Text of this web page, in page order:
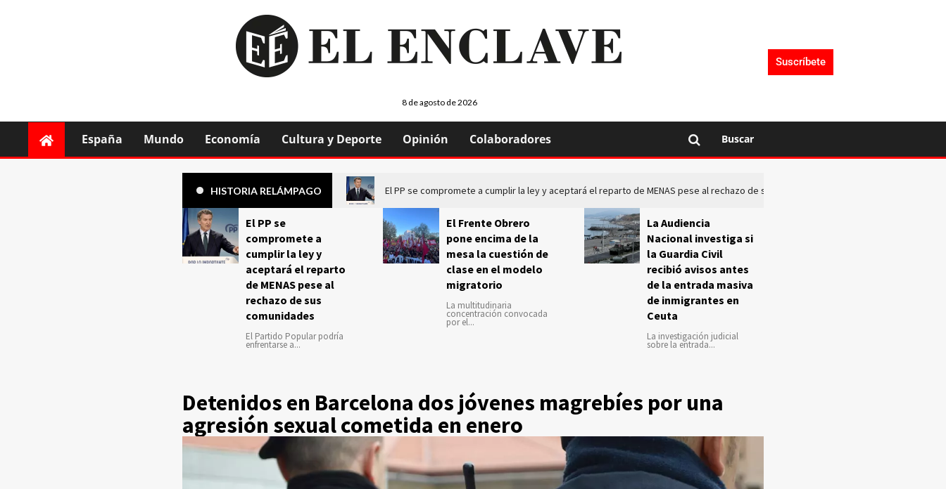
8 de agosto de 2026
Suscríbete
España Mundo Economía Cultura y Deporte Opinión Colaboradores Buscar
HISTORIA RELÁMPAGO El PP se compromete a cumplir la ley y aceptará el reparto de MENAS pese al rechazo de sus comunidades
El PP se
compromete a
cumplir la ley y
aceptará el reparto
de MENAS pese al
rechazo de sus
comunidades
El Partido Popular podría
enfrentarse a...
El Frente Obrero
pone encima de la
mesa la cuestión de
clase en el modelo
migratorio
La multitudinaria
concentración convocada
por el...
La Audiencia
Nacional investiga si
la Guardia Civil
recibió avisos antes
de la entrada masiva
de inmigrantes en
Ceuta
La investigación judicial
sobre la entrada...
Detenidos en Barcelona dos jóvenes magrebíes por una
agresión sexual cometida en enero